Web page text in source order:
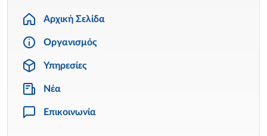
Αρχική Σελίδα
Οργανισμός
Υπηρεσίες
Νέα
Επικοινωνία